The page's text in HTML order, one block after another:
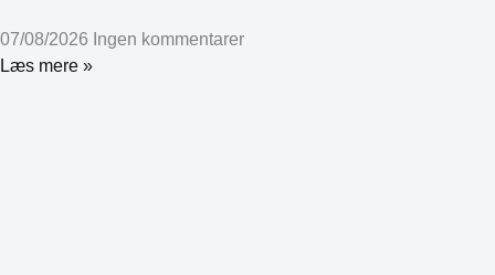
07/08/2026 Ingen kommentarer
Læs mere »